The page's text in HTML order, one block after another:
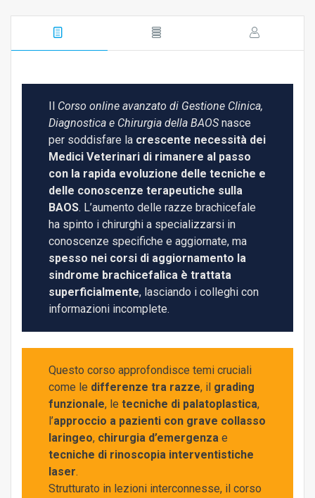
Il Corso online avanzato di Gestione Clinica,
Diagnostica e Chirurgia della BAOS nasce
per soddisfare la crescente necessità dei
Medici Veterinari di rimanere al passo
con la rapida evoluzione delle tecniche e
delle conoscenze terapeutiche sulla
BAOS. L’aumento delle razze brachicefale
ha spinto i chirurghi a specializzarsi in
conoscenze specifiche e aggiornate, ma
spesso nei corsi di aggiornamento la
sindrome brachicefalica è trattata
superficialmente, lasciando i colleghi con
informazioni incomplete.
Questo corso approfondisce temi cruciali
come le differenze tra razze, il grading
funzionale, le tecniche di palatoplastica,
l’approccio a pazienti con grave collasso
laringeo, chirurgia d’emergenza e
tecniche di rinoscopia interventistiche
laser.
Strutturato in lezioni interconnesse, il corso